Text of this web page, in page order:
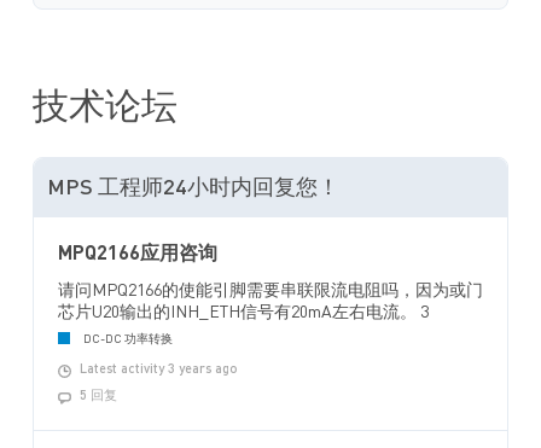
技术论坛
MPS 工程师24小时内回复您！
MPQ2166应用咨询
请问MPQ2166的使能引脚需要串联限流电阻吗，因为或门
芯片U20输出的INH_ETH信号有20mA左右电流。 3
DC-DC 功率转换
Latest activity 3 years ago
5 回复